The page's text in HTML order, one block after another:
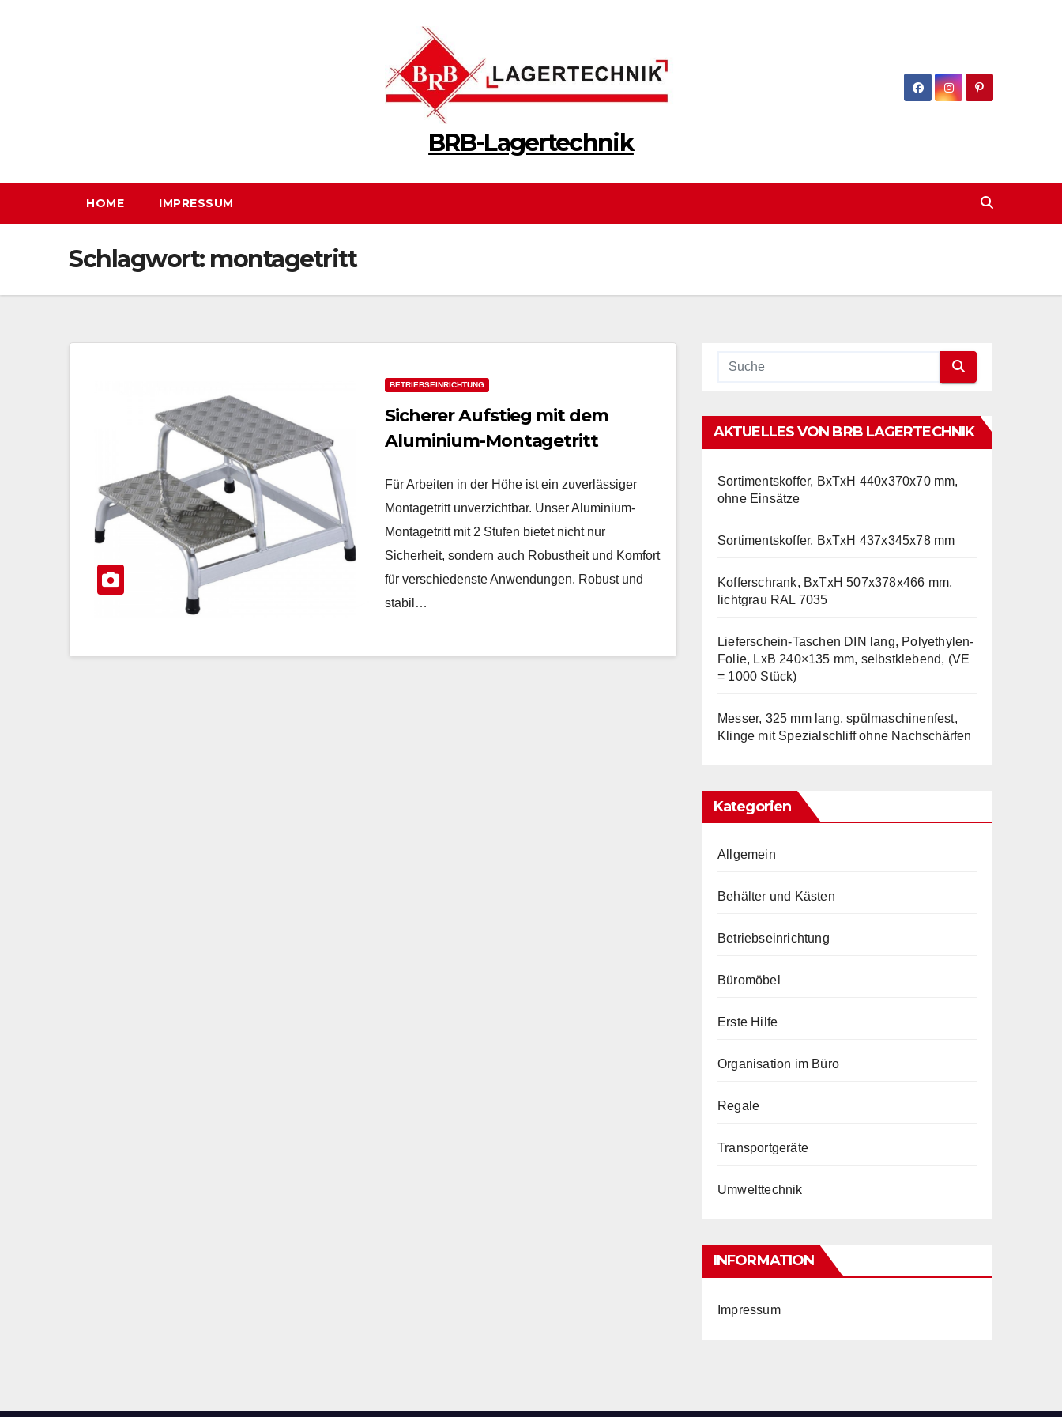
BRB-Lagertechnik
HOME IMPRESSUM
Schlagwort: montagetritt
BETRIEBSEINRICHTUNG
Sicherer Aufstieg mit dem
Aluminium-Montagetritt
Für Arbeiten in der Höhe ist ein zuverlässiger
Montagetritt unverzichtbar. Unser Aluminium-
Montagetritt mit 2 Stufen bietet nicht nur
Sicherheit, sondern auch Robustheit und Komfort
für verschiedenste Anwendungen. Robust und
stabil…
AKTUELLES VON BRB LAGERTECHNIK
Sortimentskoffer, BxTxH 440x370x70 mm,
ohne Einsätze
Sortimentskoffer, BxTxH 437x345x78 mm
Kofferschrank, BxTxH 507x378x466 mm,
lichtgrau RAL 7035
Lieferschein-Taschen DIN lang, Polyethylen-
Folie, LxB 240×135 mm, selbstklebend, (VE
= 1000 Stück)
Messer, 325 mm lang, spülmaschinenfest,
Klinge mit Spezialschliff ohne Nachschärfen
Kategorien
Allgemein
Behälter und Kästen
Betriebseinrichtung
Büromöbel
Erste Hilfe
Organisation im Büro
Regale
Transportgeräte
Umwelttechnik
INFORMATION
Impressum